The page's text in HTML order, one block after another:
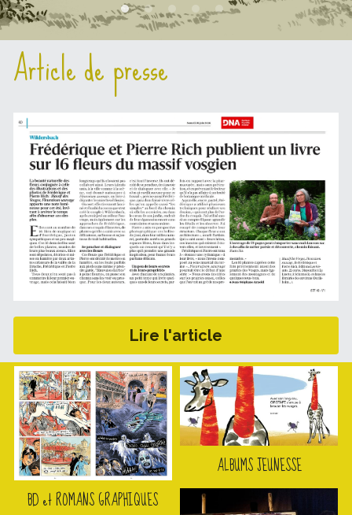
Article de presse
Lire l'article
BD et ROMANS GRAPHIQUES
ALBUMS JEUNESSE